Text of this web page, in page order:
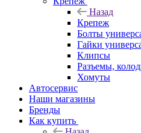
Назад
Крепеж
Болты
Гайки
Клипсы
Разъемы,
Хомуты
Автосервис
Наши магазины
Бренды
Как купить